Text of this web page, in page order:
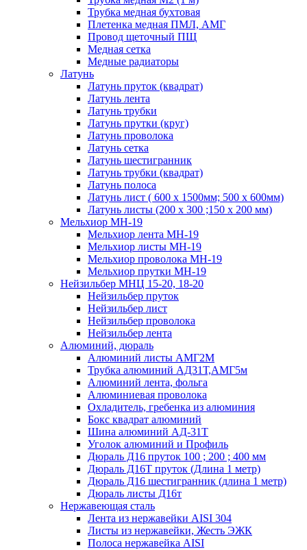
Трубка медная бухтовая
Плетенка медная ПМЛ, АМГ
Провод щеточный ПЩ
Медная сетка
Медные радиаторы
Латунь
Латунь пруток (квадрат)
Латунь лента
Латунь трубки
Латунь прутки (круг)
Латунь проволока
Латунь сетка
Латунь шестигранник
Латунь трубки (квадрат)
Латунь полоса
Латунь лист ( 600 х 1500мм; 500 х 600мм)
Латунь листы (200 х 300 ;150 х 200 мм)
Мельхиор МН-19
Мельхиор лента МН-19
Мельхиор листы МН-19
Мельхиор проволока МН-19
Мельхиор прутки МН-19
Нейзильбер МНЦ 15-20, 18-20
Нейзильбер пруток
Нейзильбер лист
Нейзильбер проволока
Нейзильбер лента
Алюминий, дюраль
Алюминий листы АМГ2М
Трубка алюминий АД31Т,АМГ5м
Алюминий лента, фольга
Алюминиевая проволока
Охладитель, гребенка из алюминия
Бокс квадрат алюминий
Шина алюминий АД-31Т
Уголок алюминий и Профиль
Дюраль Д16 пруток 100 ; 200 ; 400 мм
Дюраль Д16Т пруток (Длина 1 метр)
Дюраль Д16 шестигранник (длина 1 метр)
Дюраль листы Д16т
Нержавеющая сталь
Лента из нержавейки AISI 304
Листы из нержавейки, Жесть ЭЖК
Полоса нержавейка АISI